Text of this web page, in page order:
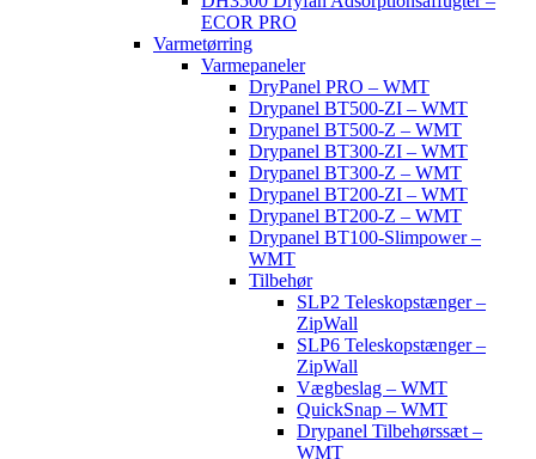
ECOR PRO
Varmetørring
Varmepaneler
DryPanel PRO – WMT
Drypanel BT500-ZI – WMT
Drypanel BT500-Z – WMT
Drypanel BT300-ZI – WMT
Drypanel BT300-Z – WMT
Drypanel BT200-ZI – WMT
Drypanel BT200-Z – WMT
Drypanel BT100-Slimpower –
WMT
Tilbehør
SLP2 Teleskopstænger –
ZipWall
SLP6 Teleskopstænger –
ZipWall
Vægbeslag – WMT
QuickSnap – WMT
Drypanel Tilbehørssæt –
WMT